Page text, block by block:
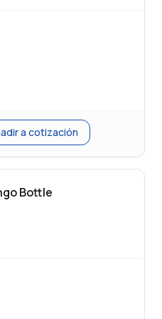
a cotización
Bottle